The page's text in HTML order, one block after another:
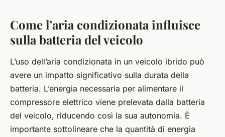
Come l’aria condizionata influisce
sulla batteria del veicolo
L’uso dell’aria condizionata in un veicolo ibrido può
avere un impatto significativo sulla durata della
batteria. L’energia necessaria per alimentare il
compressore elettrico viene prelevata dalla batteria
del veicolo, riducendo così la sua autonomia. È
importante sottolineare che la quantità di energia